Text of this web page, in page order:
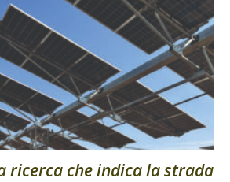
ricerca che indica la strada